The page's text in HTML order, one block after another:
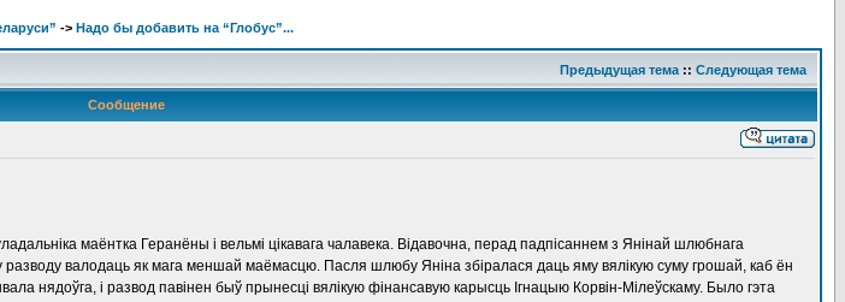
-> Надо бы добавить на “Глобус”...
Предыдущая тема :: Следующая тема
Сообщение
маёнтка Геранёны і вельмі цікавага чалавека. Відавочна, перад падпісаннем з Янінай шлюбнага
валодаць як мага меншай маёмасцю. Пасля шлюбу Яніна збіралася даць яму вялікую суму грошай, каб ён
нядоўга, і развод павінен быў прынесці вялікую фінансавую карысць Ігнацыю Корвін-Мілеўскаму. Было гэта